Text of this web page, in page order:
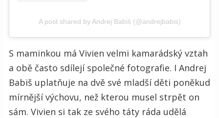
A post shared by Andrej Babiš (@andrejbabis)
S maminkou má Vivien velmi kamarádský vztah
a obě často sdílejí společné fotografie. I Andrej
Babiš uplatňuje na dvě své mladší děti poněkud
mírnější výchovu, než kterou musel strpět on
sám. Vivien si tak ze svého táty ráda udělá